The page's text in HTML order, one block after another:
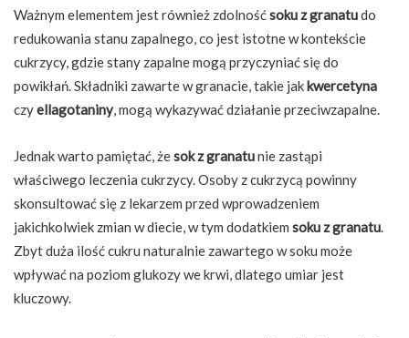
Ważnym elementem jest również zdolnośćsoku z granatudo
redukowania stanu zapalnego, co jest istotne w kontekście
cukrzycy, gdzie stany zapalne mogą przyczyniać się do
powikłań. Składniki zawarte w granacie, takie jak kwercetyna
czyellagotaniny, mogą wykazywać działanie przeciwzapalne.
Jednak warto pamiętać, żesok z granatunie zastąpi
właściwego leczenia cukrzycy. Osoby z cukrzycą powinny
skonsultować się z lekarzem przed wprowadzeniem
jakichkolwiek zmian w diecie, w tym dodatkiem soku z granatu.
Zbyt duża ilość cukru naturalnie zawartego w soku może
wpływać na poziom glukozy we krwi, dlatego umiar jest
kluczowy.